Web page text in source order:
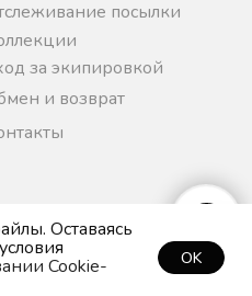
Оставаясь
Cookie- OK
посылки
за экипировкой
и возврат